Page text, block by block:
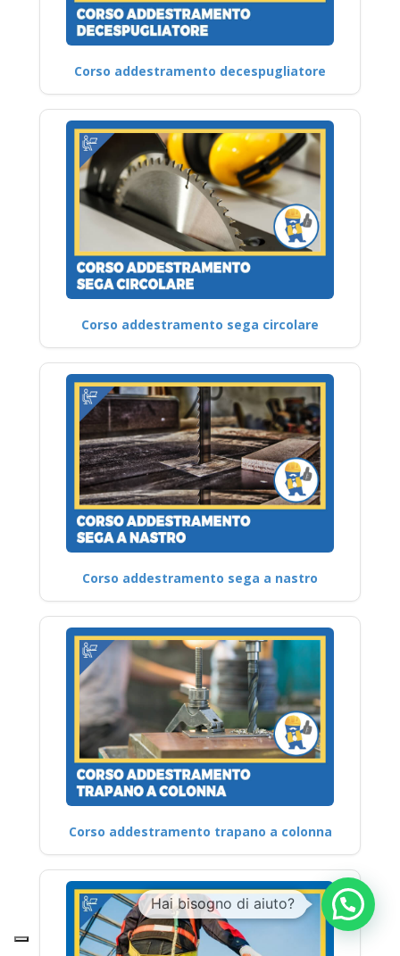
Corso addestramento decespugliatore
Corso addestramento sega circolare
Corso addestramento sega a nastro
Corso addestramento trapano a colonna